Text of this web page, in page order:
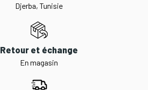
Djerba, Tunisie
Retour et échange
En magasin